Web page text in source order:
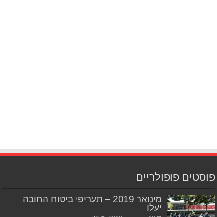
פוסטים פופולריים
מינואר 2019 – תעריפי ביטוח החובה
יעלו